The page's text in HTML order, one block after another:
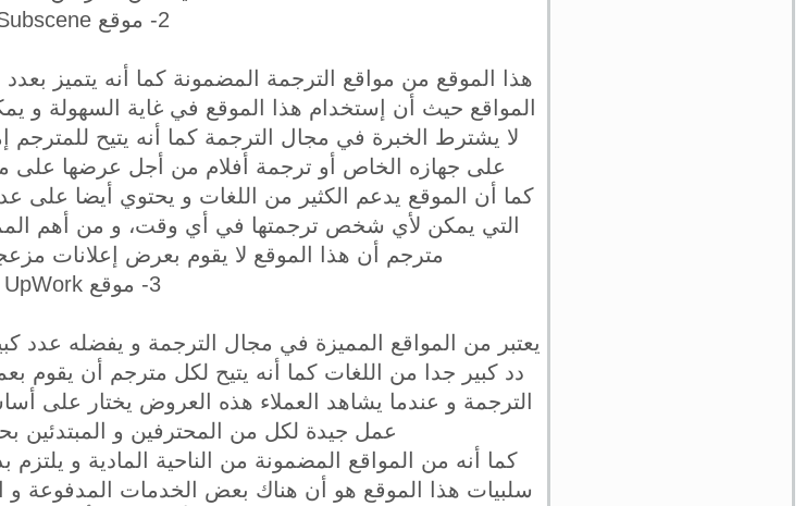
2- موقع Subscene
هذا الموقع من مواقع الترجمة المضمونة كما أنه يتميز
المواقع حيث أن إستخدام هذا الموقع في غاية السهولة و
لا يشترط الخبرة في مجال الترجمة كما أنه يتيح للمترجم
على جهازه الخاص أو ترجمة أفلام من أجل عرضها على
كما أن الموقع يدعم الكثير من اللغات و يحتوي أيضا على
التي يمكن لأي شخص ترجمتها في أي وقت، و من أهم
مترجم أن هذا الموقع لا يقوم بعرض إعلانات
3- موقع UpWork
يعتبر من المواقع المميزة في مجال الترجمة و يفضله عدد
دد كبير جدا من اللغات كما أنه يتيح لكل مترجم أن
الترجمة و عندما يشاهد العملاء هذه العروض يختار على
عمل جيدة لكل من المحترفين و
كما أنه من المواقع المضمونة من الناحية المادية و
سلبيات هذا الموقع هو أن هناك بعض الخدمات المدفوعة و